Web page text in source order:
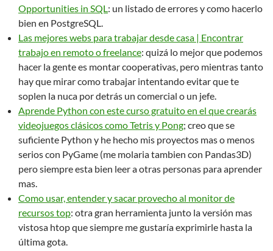
Opportunities in SQL: un listado de errores y como hacerlo
bien en PostgreSQL.
Las mejores webs para trabajar desde casa | Encontrar
trabajo en remoto o freelance: quizá lo mejor que podemos
hacer la gente es montar cooperativas, pero mientras tanto
hay que mirar como trabajar intentando evitar que te
soplen la nuca por detrás un comercial o un jefe.
Aprende Python con este curso gratuito en el que crearás
videojuegos clásicos como Tetris y Pong; creo que se
suficiente Python y he hecho mis proyectos mas o menos
serios con PyGame (me molaria tambien con Pandas3D)
pero siempre esta bien leer a otras personas para aprender
mas.
Como usar, entender y sacar provecho al monitor de
recursos top: otra gran herramienta junto la versión mas
vistosa htop que siempre me gustaría exprimirle hasta la
última gota.